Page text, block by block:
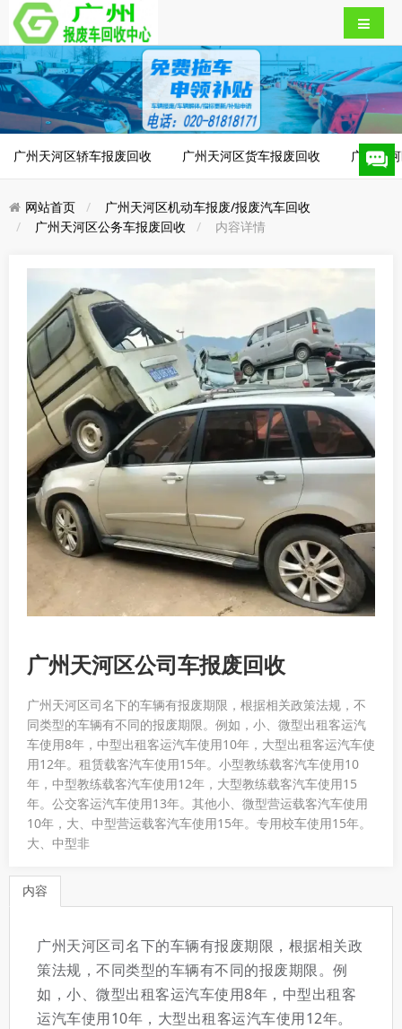
广州天河区轿车报废回收 广州天河区货车报废回收 广州天
网站首页
广州天河区机动车报废/报废汽车回收
广州天河区公务车报废回收
内容详情
广州天河区公司车报废回收
广州天河区司名下的车辆有报废期限，根据相关政策法规，不
同类型的车辆有不同的报废期限。例如，小、微型出租客运汽
车使用8年，中型出租客运汽车使用10年，大型出租客运汽车使
用12年。租赁载客汽车使用15年。小型教练载客汽车使用10
年，中型教练载客汽车使用12年，大型教练载客汽车使用15
年。公交客运汽车使用13年。其他小、微型营运载客汽车使用
10年，大、中型营运载客汽车使用15年。专用校车使用15年。
大、中型非
内容
广州天河区司名下的车辆有报废期限，根据相关政
策法规，不同类型的车辆有不同的报废期限。例
如，小、微型出租客运汽车使用8年，中型出租客
运汽车使用10年，大型出租客运汽车使用12年。